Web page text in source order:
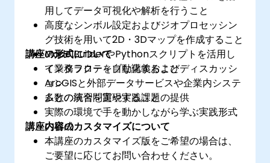
用してデータ可視化や解析を行うこと
高度なシンボル設定およびジオプロセッシン
グ技術を用いて2D・3Dマップを作成すること
ModelBuilderやPythonスクリプトを活用し
て業務フローを自動化すること
ArcGISと外部データサービスや企業内システ
ムとの統合を実現すること
講座の形式について
インタラクティブな講義およびディスカッシ
ョン
多数の演習問題や実践課題の提供
実際の環境で手を動かしながら学ぶ実践形式
の構成
講座内容のカスタマイズについて
本講座のカスタマイズ版をご希望の場合は、
ご要望に応じてお問い合わせください。